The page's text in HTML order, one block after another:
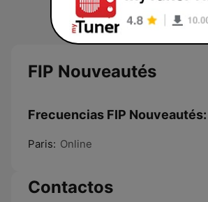
FIP Nouveautés
Frecuencias FIP Nouveautés:
Paris: Online
Contactos